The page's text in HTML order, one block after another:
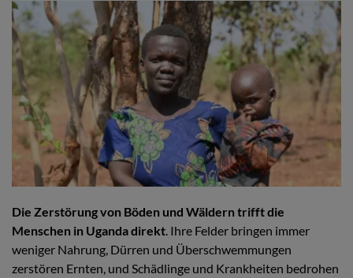
Die Zerstörung von Böden und Wäldern trifft die
Menschen in Uganda direkt . Ihre Felder bringen immer
weniger Nahrung, Dürren und Überschwemmungen
zerstören Ernten, und Schädlinge und Krankheiten bedrohen